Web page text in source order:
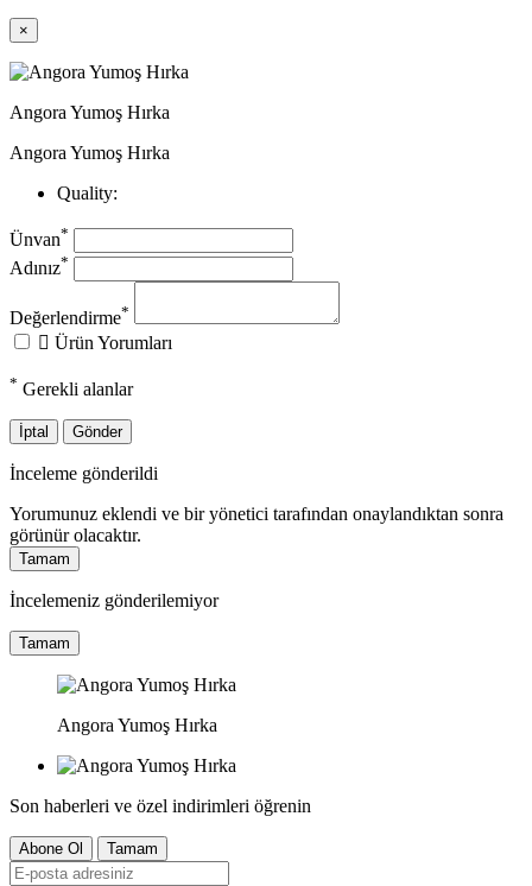
×
Angora Yumoş Hırka
Angora Yumoş Hırka
Quality:
Ünvan*
Adınız*
Değerlendirme*
 Ürün Yorumları
* Gerekli alanlar
İptal Gönder
İnceleme gönderildi
Yorumunuz eklendi ve bir yönetici tarafından onaylandıktan sonra
görünür olacaktır.
Tamam
İncelemeniz gönderilemiyor
Tamam
Angora Yumoş Hırka
Son haberleri ve özel indirimleri öğrenin